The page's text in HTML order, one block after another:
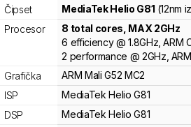
Čipset MediaTekHelio G81 (12nm
Procesor
8 total cores , MAX 2GHz
6 efficiency @ 1.8GHz,ARM
2 performance @ 2GHz, ARM
Grafička
ARM Mali G52 MC2
ISP
MediaTek Helio G81
DSP
MediaTek Helio G81